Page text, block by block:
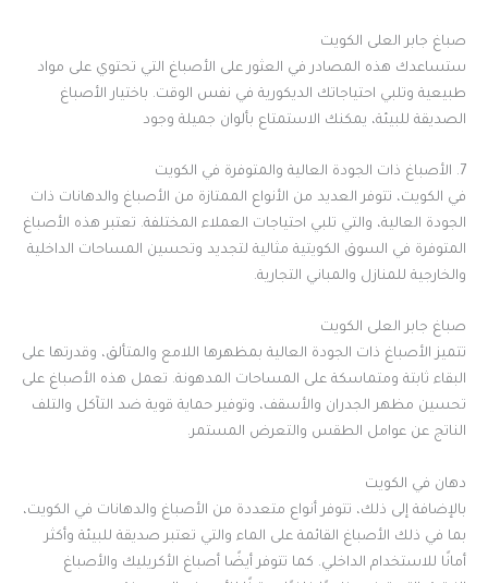
صباغ جابر العلى الكويت
ستساعدك هذه المصادر في العثور على الأصباغ التي تحتوي على مواد
طبيعية وتلبي احتياجاتك الديكورية في نفس الوقت. باختيار الأصباغ
الصديقة للبيئة، يمكنك الاستمتاع بألوان جميلة وجود
7. الأصباغ ذات الجودة العالية والمتوفرة في الكويت
في الكويت، تتوفر العديد من الأنواع الممتازة من الأصباغ والدهانات ذات
الجودة العالية، والتي تلبي احتياجات العملاء المختلفة. تعتبر هذه الأصباغ
المتوفرة في السوق الكويتية مثالية لتجديد وتحسين المساحات الداخلية
والخارجية للمنازل والمباني التجارية.
صباغ جابر العلى الكويت
تتميز الأصباغ ذات الجودة العالية بمظهرها اللامع والمتألق، وقدرتها على
البقاء ثابتة ومتماسكة على المساحات المدهونة. تعمل هذه الأصباغ على
تحسين مظهر الجدران والأسقف، وتوفير حماية قوية ضد التآكل والتلف
الناتج عن عوامل الطقس والتعرض المستمر.
دهان في الكويت
بالإضافة إلى ذلك، تتوفر أنواع متعددة من الأصباغ والدهانات في الكويت،
بما في ذلك الأصباغ القائمة على الماء والتي تعتبر صديقة للبيئة وأكثر
أمانًا للاستخدام الداخلي. كما تتوفر أيضًا أصباغ الأكريليك والأصباغ